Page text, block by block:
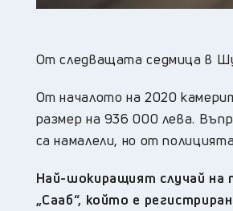
От следващата седмица в
От началото на 2020
размер на 936 000 лева.
са намалели, но от
Най-шокиращият случай на
„Сааб“, който е